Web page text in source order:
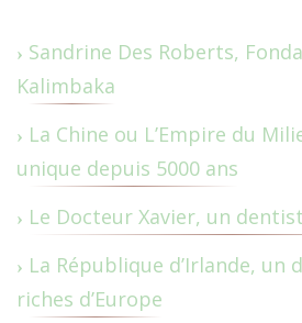
Sandrine Des Roberts,
Kalimbaka
La Chine ou L’Empire du
unique depuis 5000 ans
Le Docteur Xavier, un
La République d’Irlande, un
riches d’Europe